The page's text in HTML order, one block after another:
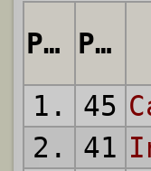
Pos. Punti
1.
45
2.
41